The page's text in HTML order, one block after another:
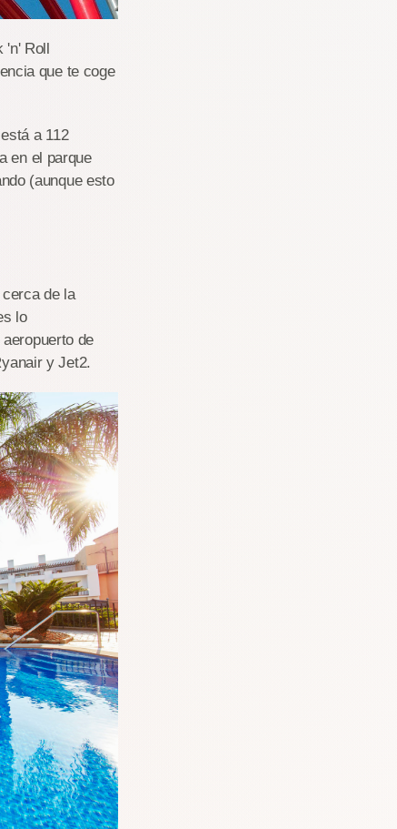
Roll
que te coge
a 112
en el parque
(aunque esto
de la
lo
de
y Jet2.